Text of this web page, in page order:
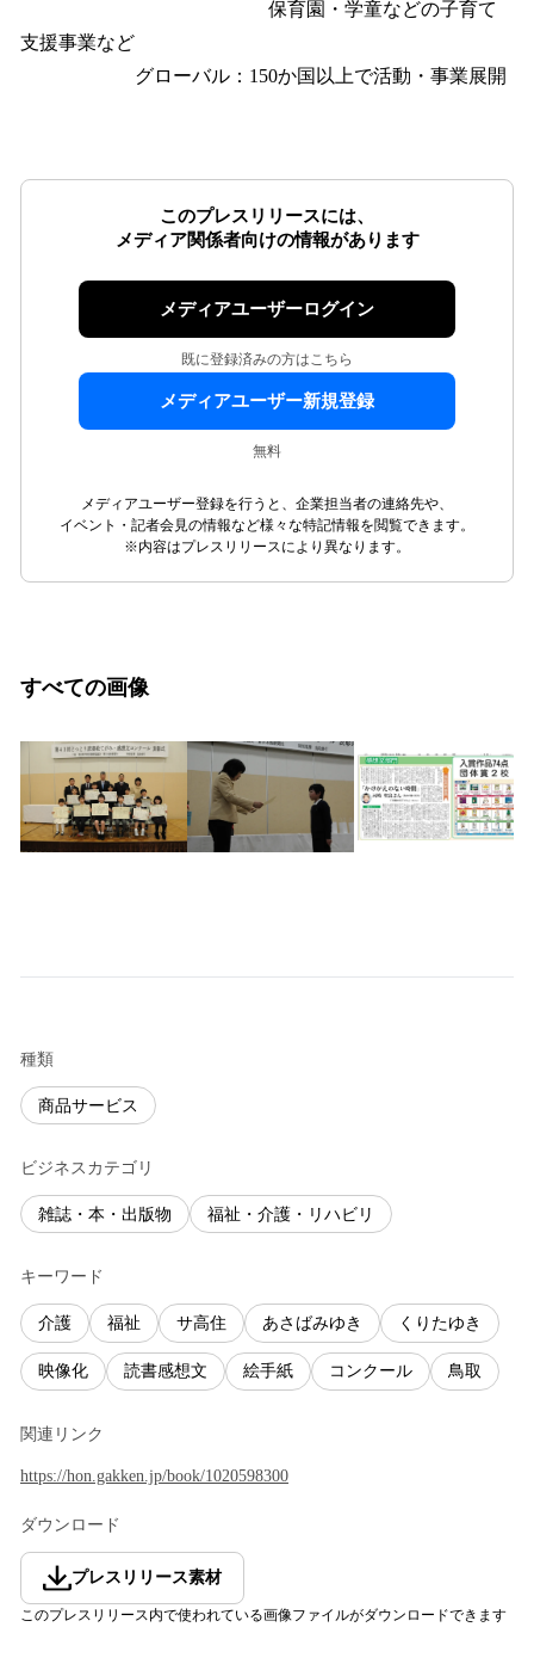
保育園・学童などの子育て
支援事業など
グローバル：150か国以上で活動・事業展開
このプレスリリースには、
メディア関係者向けの情報があります
メディアユーザーログイン
既に登録済みの方はこちら
メディアユーザー新規登録
無料
メディアユーザー登録を行うと、企業担当者の連絡先や、
イベント・記者会見の情報など様々な特記情報を閲覧できます。
※内容はプレスリリースにより異なります。
すべての画像
種類
商品サービス
ビジネスカテゴリ
雑誌・本・出版物 福祉・介護・リハビリ
キーワード
介護 福祉 サ高住 あさばみゆき くりたゆき
映像化 読書感想文 絵手紙 コンクール 鳥取
関連リンク
https://hon.gakken.jp/book/1020598300
ダウンロード
プレスリリース素材
このプレスリリース内で使われている画像ファイルがダウンロードできます